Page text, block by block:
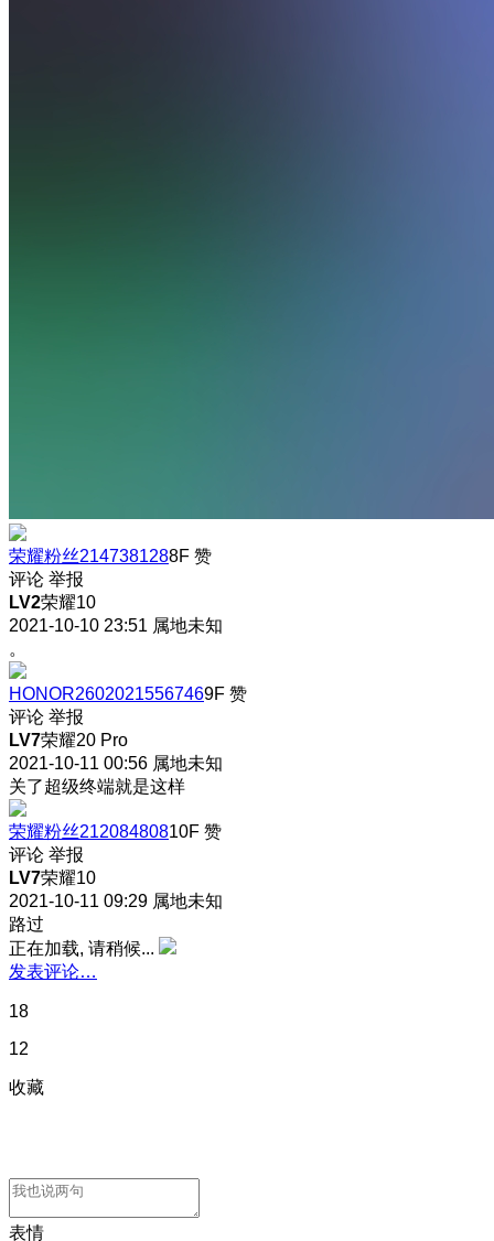
荣耀粉丝2147381288F 赞
评论 举报
LV2荣耀10
2021-10-10 23:51 属地未知
。
HONOR26020215567469F 赞
评论 举报
LV7荣耀20 Pro
2021-10-11 00:56 属地未知
关了超级终端就是这样
荣耀粉丝21208480810F 赞
评论 举报
LV7荣耀10
2021-10-11 09:29 属地未知
路过
正在加载, 请稍候...
发表评论…
18
12
收藏
表情